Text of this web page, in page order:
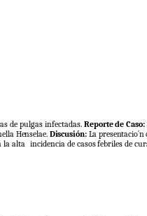
de pulgas infectadas. Reporte de Caso:
Henselae. Discusión: La presentacio´n
la alta incidencia de casos febriles de